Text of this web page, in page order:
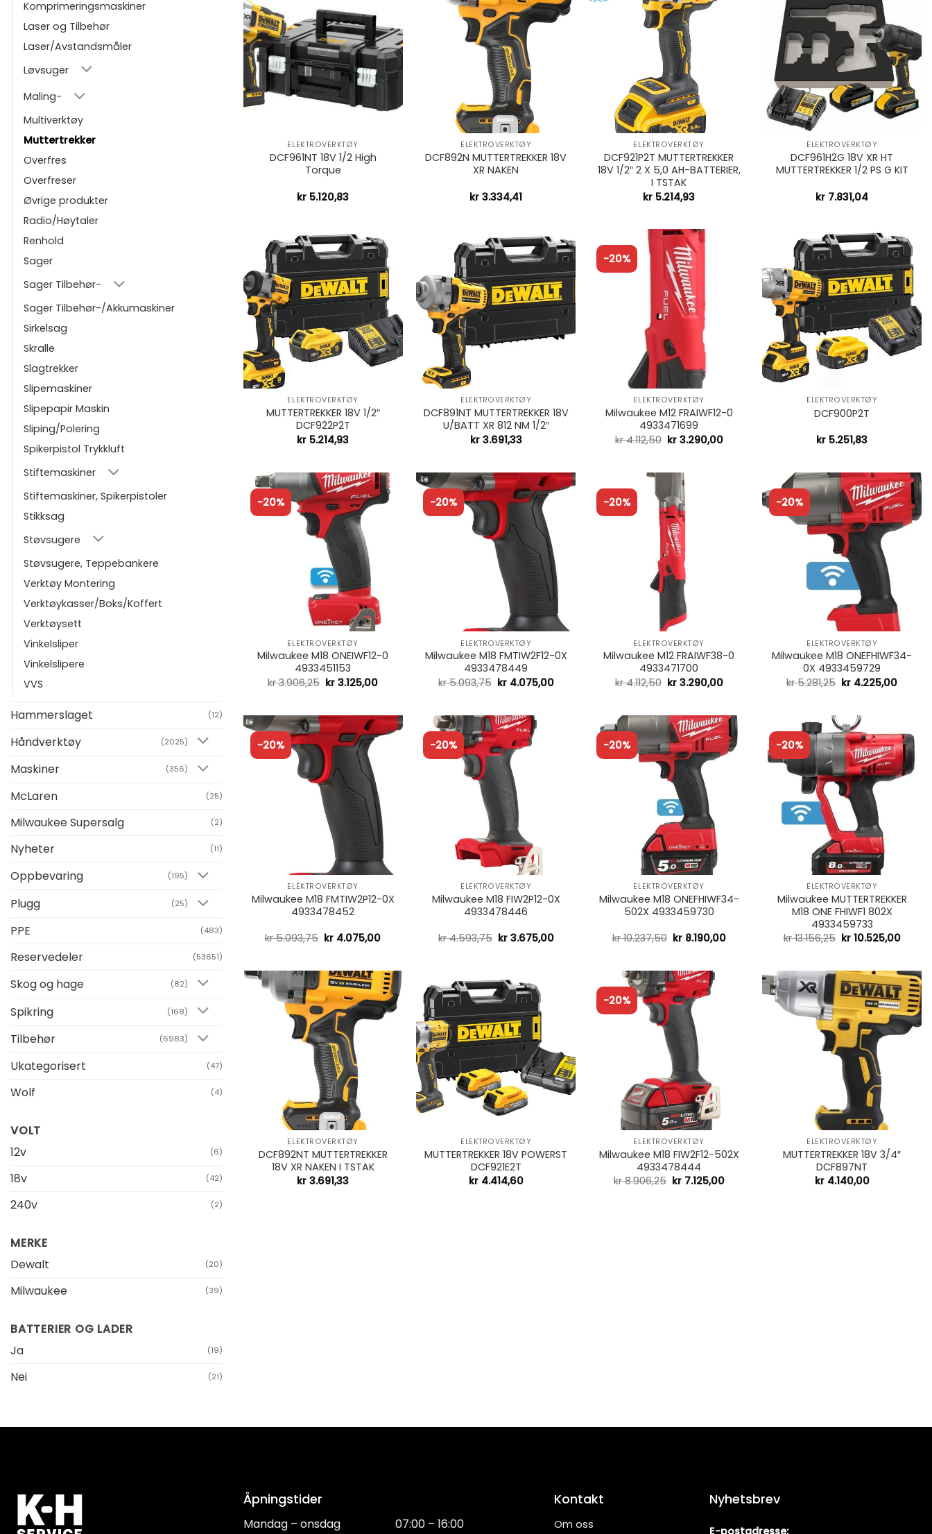
Komprimeringsmaskiner
Laser og Tilbehør
Laser/Avstandsmåler
Løvsuger
Maling-
Multiverktøy
Muttertrekker
Overfres
Overfreser
Øvrige produkter
Radio/Høytaler
Renhold
Sager
Sager Tilbehør-
Sager Tilbehør-/Akkumaskiner
Sirkelsag
Skralle
Slagtrekker
Slipemaskiner
Slipepapir Maskin
Sliping/Polering
Spikerpistol Trykkluft
Stiftemaskiner
Stiftemaskiner, Spikerpistoler
Stikksag
Støvsugere
Støvsugere, Teppebankere
Verktøy Montering
Verktøykasser/Boks/Koffert
Verktøysett
Vinkelsliper
Vinkelslipere
VVS
Hammerslaget (12)
Håndverktøy (2025)
Maskiner (356)
McLaren (25)
Milwaukee Supersalg (2)
Nyheter (11)
Oppbevaring (195)
Plugg (25)
PPE (483)
Reservedeler (53651)
Skog og hage (82)
Spikring (168)
Tilbehør (6983)
Ukategorisert (47)
Wolf (4)
VOLT
12v
(6)
18v (42)
240v (2)
MERKE
Dewalt
(20)
Milwaukee (39)
BATTERIER OG LADER
Ja
(19)
Nei (21)
ELEKTROVERKTØY
DCF961NT 18V 1/2 High
Torque
kr 5.120,83
ELEKTROVERKTØY
DCF892N MUTTERTREKKER 18V
XR NAKEN
kr 3.334,41
ELEKTROVERKTØY
DCF921P2T MUTTERTREKKER
18V 1/2″ 2 X 5,0 AH-BATTERIER,
I TSTAK
kr 5.214,93
+
ELEKTROVERKTØY
DCF961H2G 18V XR HT
MUTTERTREKKER 1/2 PS G KIT
kr 7.831,04
+
ELEKTROVERKTØY
MUTTERTREKKER 18V 1/2″
DCF922P2T
kr 5.214,93
+
ELEKTROVERKTØY
DCF891NT MUTTERTREKKER 18V
U/BATT XR 812 NM 1/2″
kr3.691,33
-20%
ELEKTROVERKTØY
Milwaukee M12 FRAIWF12-0
4933471699
kr4.112,50 kr3.290,00
+
ELEKTROVERKTØY
DCF900P2T
kr 5.251,83
-20%
ELEKTROVERKTØY
Milwaukee M18 ONEIWF12-0
4933451153
kr3.906,25 kr 3.125,00
-20%
ELEKTROVERKTØY
Milwaukee M18 FMTIW2F12-0X
4933478449
kr5.093,75 kr4.075,00
-20%
ELEKTROVERKTØY
Milwaukee M12 FRAIWF38-0
4933471700
kr4.112,50 kr3.290,00
-20%
ELEKTROVERKTØY
Milwaukee M18 ONEFHIWF34-
0X 4933459729
kr5.281,25 kr 4.225,00
-20%
ELEKTROVERKTØY
Milwaukee M18 FMTIW2P12-0X
4933478452
kr5.093,75 kr 4.075,00
-20%
ELEKTROVERKTØY
Milwaukee M18 FIW2P12-0X
4933478446
kr4.593,75 kr3.675,00
-20%
ELEKTROVERKTØY
Milwaukee M18 ONEFHIWF34-
502X 4933459730
kr10.237,50 kr8.190,00
-20%
ELEKTROVERKTØY
Milwaukee MUTTERTREKKER
M18 ONE FHIWF1 802X
4933459733
kr13.156,25 kr10.525,00
ELEKTROVERKTØY
DCF892NT MUTTERTREKKER
18V XR NAKEN I TSTAK
kr 3.691,33
ELEKTROVERKTØY
MUTTERTREKKER 18V POWERST
DCF921E2T
kr4.414,60
-20%
ELEKTROVERKTØY
Milwaukee M18 FIW2F12-502X
4933478444
kr8.906,25 kr7.125,00
ELEKTROVERKTØY
MUTTERTREKKER 18V 3/4″
DCF897NT
kr4.140,00
Åpningstider
Mandag – onsdag
07:00 – 16:00
Kontakt
Om oss
Nyhetsbrev